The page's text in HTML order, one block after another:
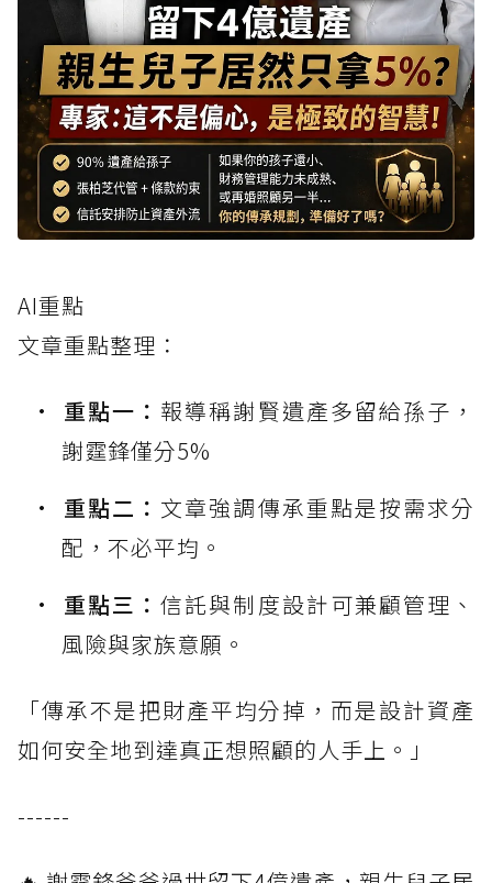
AI重點
文章重點整理：
重點一： 報導稱謝賢遺產多留給孫子，
謝霆鋒僅分5%
重點二： 文章強調傳承重點是按需求分
配，不必平均。
重點三：信託與制度設計可兼顧管理、
風險與家族意願。
「傳承不是把財產平均分掉，而是設計資產
如何安全地到達真正想照顧的人手上。」
------